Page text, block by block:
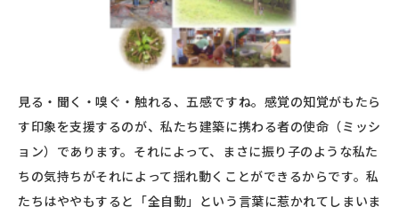
見る・聞く・嗅ぐ・触れる、五感ですね。感覚の知覚がもたら
す印象を支援するのが、私たち建築に携わる者の使命（ミッシ
ョン）であります。それによって、まさに振り子のような私た
ちの気持ちがそれによって揺れ動くことができるからです。私
たちはややもすると「全自動」という言葉に惹かれてしまいま